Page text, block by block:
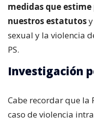
medidas que
nuestros estatutos
sexual y la violencia
PS.
Investigación
Cabe recordar que la
caso de violencia